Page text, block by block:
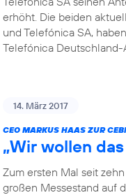
erhöht. Die beiden
und Telefónica SA,
Telefónica
14. März 2017
CEO MARKUS HAAS ZUR
„Wir wollen
Zum ersten Mal seit
großen Messestand auf